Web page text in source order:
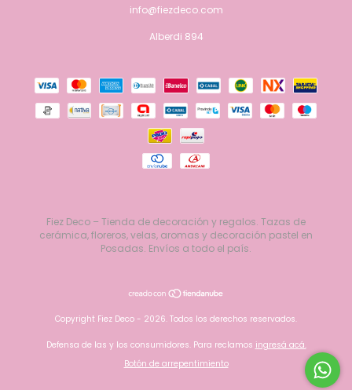
info@fiezdeco.com
Alberdi 894
Fiez Deco – Tienda de decoración y regalos. Tazas de
cerámica, floreros, velas, aromas y decoración pastel en
Posadas. Envíos a todo el país.
Copyright Fiez Deco - 2026. Todos los derechos reservados.
Defensa de las y los consumidores. Para reclamos ingresá acá.
Botón de arrepentimiento